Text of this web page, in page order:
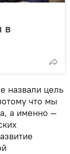
в
назвали цель
что мы
а именно —